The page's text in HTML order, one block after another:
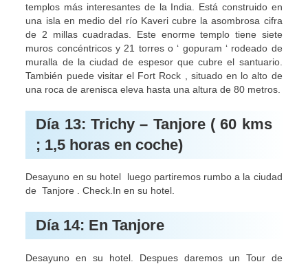
templos más interesantes de la India. Está construido en
una isla en medio del río Kaveri cubre la asombrosa cifra
de 2 millas cuadradas. Este enorme templo tiene siete
muros concéntricos y 21 torres o ‘ gopuram ‘ rodeado de
muralla de la ciudad de espesor que cubre el santuario.
También puede visitar el Fort Rock , situado en lo alto de
una roca de arenisca eleva hasta una altura de 80 metros.
Día 13: Trichy – Tanjore ( 60 kms
; 1,5 horas en coche)
Desayuno en su hotel luego partiremos rumbo a la ciudad
de Tanjore . Check.In en su hotel.
Día 14: En Tanjore
Desayuno en su hotel. Despues daremos un Tour de